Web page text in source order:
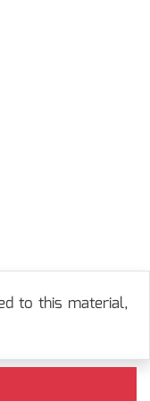
to this material,